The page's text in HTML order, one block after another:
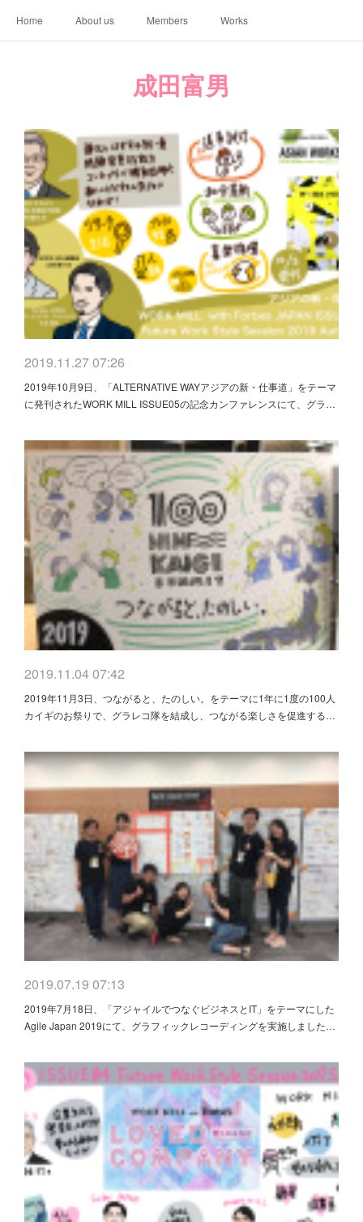
Home About us Members Works
成田富男
2019.11.27 07:26
2019年10月9日、「ALTERNATIVE WAYアジアの新・仕事道」をテーマ
に発刊されたWORK MILL ISSUE05の記念カンファレンスにて、グラ…
2019.11.04 07:42
2019年11月3日、つながると、たのしい。をテーマに1年に1度の100人
カイギのお祭りで、グラレコ隊を結成し、つながる楽しさを促進する…
2019.07.19 07:13
2019年7月18日、「アジャイルでつなぐビジネスとIT」をテーマにした
Agile Japan 2019にて、グラフィックレコーディングを実施しました…